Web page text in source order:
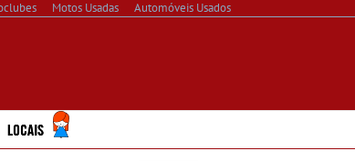
Motos Usadas Automóveis Usados
LOCAIS